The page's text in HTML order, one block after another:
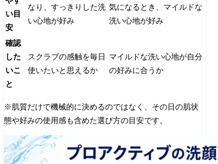
い目
安
なり、すっきりした洗
い心地が好み
気になるとき、マイルドな
洗い心地が好み
確認
した
いこ
と
スクラブの感触を毎日
使いたいと思えるか
マイルドな洗い心地が自分
の好みに合うか
※肌質だけで機械的に決めるのではなく、その日の肌状
態や好みの使用感も含めた選び方の目安です。